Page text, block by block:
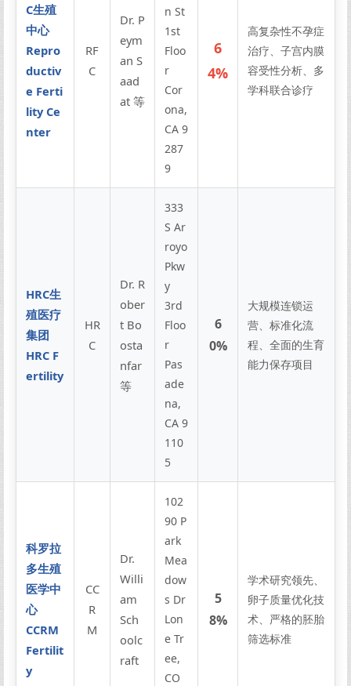
C生殖
中心
Repro
ductiv
e Ferti
lity Ce
nter
RF
C
Dr. P
eym
an S
aad
at 等
n St
1st
Floo
r
Cor
ona,
CA 9
287
9
6
4%
高复杂性不孕症
治疗、子宫内膜
容受性分析、多
学科联合诊疗
HRC生
殖医疗
集团
HRC F
ertility
HR
C
Dr. R
ober
t Bo
osta
nfar
等
333
S Ar
royo
Pkw
y
3rd
Floo
r
Pas
ade
na,
CA 9
110
5
6
0%
大规模连锁运
营、标准化流
程、全面的生育
能力保存项目
科罗拉
多生殖
医学中
心
CCRM
Fertilit
y
CC
R
M
Dr.
Willi
am
Sch
oolc
raft
102
90 P
ark
Mea
dow
s Dr
Lon
e Tr
ee,
CO
5
8%
学术研究领先、
卵子质量优化技
术、严格的胚胎
筛选标准